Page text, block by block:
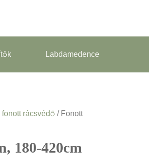
Labdamedence
rácsvédő / Fonott
180-420cm